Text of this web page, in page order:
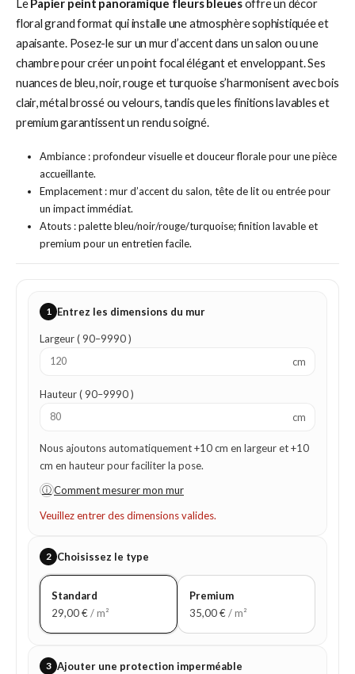
LePapier peint panoramique fleurs bleuesoffre un décor
floral grand format qui installe une atmosphère sophistiquée et
apaisante. Posez-le sur un mur d’accent dans un salon ou une
chambre pour créer un point focal élégant et enveloppant. Ses
nuances de bleu, noir, rouge et turquoise s’harmonisent avec bois
clair, métal brossé ou velours, tandis que les finitions lavables et
premium garantissent un rendu soigné.
Ambiance : profondeur visuelle et douceur florale pour une pièce
accueillante.
Emplacement : mur d’accent du salon, tête de lit ou entrée pour
un impact immédiat.
Atouts : palette bleu/noir/rouge/turquoise; finition lavable et
premium pour un entretien facile.
1 Entrez les dimensions du mur
Largeur ( 90–9990 )
cm
Hauteur ( 90–9990 )
cm
Nous ajoutons automatiquement +10 cm en largeur et +10
cm en hauteur pour faciliter la pose.
ⓘ Comment mesurer mon mur
Veuillez entrer des dimensions valides.
2 Choisissez le type
Standard
29,00€/ m²
Premium
35,00€/ m²
3 Ajouter une protection imperméable